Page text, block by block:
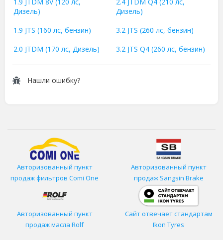
Дизель)
1.9 JTS (160 лс, бензин)
2.0 JTDM (170 лс, Дизель)
Дизель)
3.2 JTS (260 лс, бензин)
3.2 JTS Q4 (260 лс, бензин)
Нашли ошибку?
Авторизованный пункт
продаж фильтров Comi One
Авторизованный пункт
продаж Sangsin Brake
Авторизованный пункт
продаж масла Rolf
Сайт отвечает стандартам
Ikon Tyres